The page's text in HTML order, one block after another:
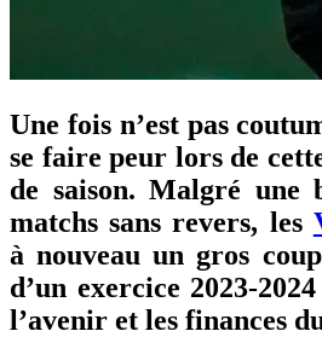
Une fois n’est pas
se faire peur lors de
de saison. Malgré une
matchs sans revers, les
à nouveau un gros
d’un exercice 2023-
l’avenir et les finances